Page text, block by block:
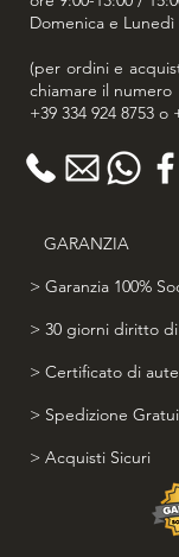
Domenica e Lunedì
(per ordini e
chiamare il numero
+39 334 924 8753 o
GARANZIA
> Garanzia 100%
> 30 giorni diritto
> Certificato di
> Spedizione
> Acquisti Sicuri